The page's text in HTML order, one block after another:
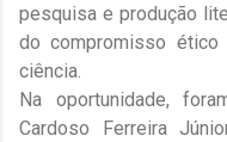
pesquisa e produção
do compromisso ético
ciência.
Na oportunidade,
Cardoso Ferreira